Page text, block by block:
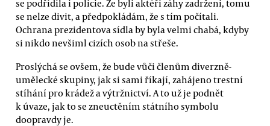
se podřídila i policie. Že byli aktéři záhy zadrženi, tomu
se nelze divit, a předpokládám, že s tím počítali.
Ochrana prezidentova sídla by byla velmi chabá, kdyby
si nikdo nevšiml cizích osob na střeše.
Proslýchá se ovšem, že bude vůči členům diverzně-
umělecké skupiny, jak si sami říkají, zahájeno trestní
stíhání pro krádež a výtržnictví. A to už je podnět
k úvaze, jak to se zneuctěním státního symbolu
doopravdy je.